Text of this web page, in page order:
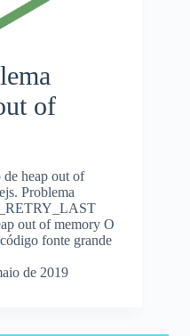
of
de heap out of
Problema
out of memory O
fonte grande
de 2019